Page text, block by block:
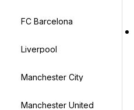
FC Barcelona
Liverpool
Manchester City
Manchester United